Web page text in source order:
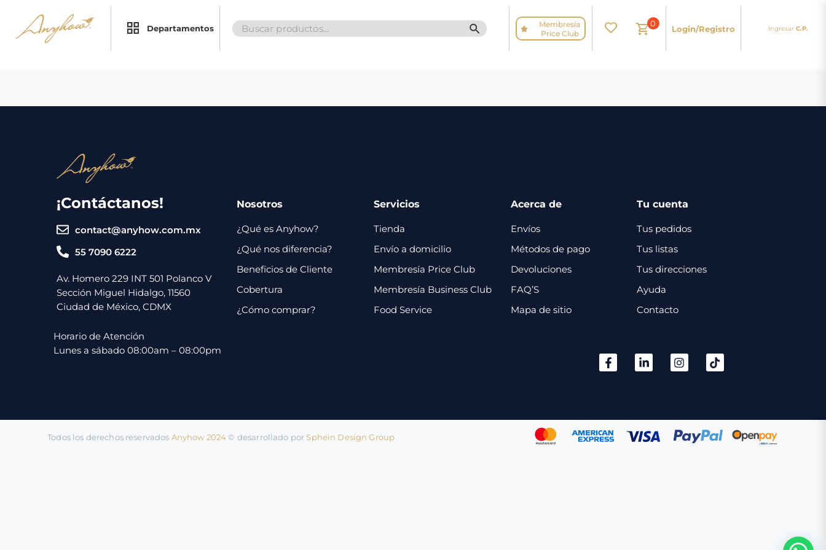
Departamentos
Search
for:
SEARCH BUTTON
Membresía
Price Club
0
Login/Registro Ingresar C.P.
¡Contáctanos!
contact@anyhow.com.mx
55 7090 6222
Av. Homero 229 INT 501 Polanco V
Sección Miguel Hidalgo, 11560
Ciudad de México, CDMX
Nosotros
¿Qué es Anyhow?
¿Qué nos diferencia?
Beneficios de Cliente
Cobertura
¿Cómo comprar?
Servicios
Tienda
Envío a domicilio
Membresía Price Club
Membresía Business Club
Food Service
Acerca de
Envíos
Métodos de pago
Devoluciones
FAQ’S
Mapa de sitio
Tu cuenta
Tus pedidos
Tus listas
Tus direcciones
Ayuda
Contacto
Horario de Atención
Lunes a sábado 08:00am – 08:00pm
Todos los derechos reservados Anyhow 2024©️ desarrollado porSphein Design Group
Promociones
Servicios
Envíos
Métodos
Contacto
Inicio
Regalos
Contacto